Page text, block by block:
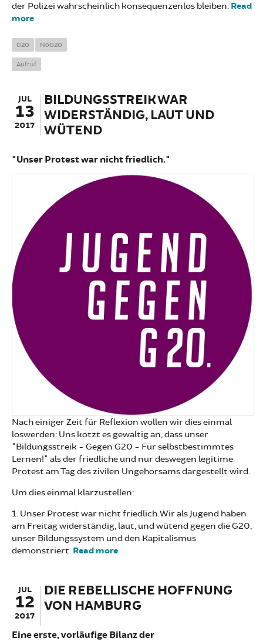
der Polizei wahrscheinlich konsequenzenlos bleiben. Read
more
G20 NoG20
Aufruf
JUL
13
2017
BILDUNGSSTREIK WAR
WIDERSTÄNDIG, LAUT UND
WÜTEND
"Unser Protest war nicht friedlich."
Nach einiger Zeit für Reflexion wollen wir dies einmal
loswerden: Uns kotzt es gewaltig an, dass unser
"Bildungsstreik - Gegen G20 - Für selbstbestimmtes
Lernen!" als der friedliche und nur deswegen legitime
Protest am Tag des zivilen Ungehorsams dargestellt wird.
Um dies einmal klarzustellen:
1. Unser Protest war nicht friedlich. Wir als Jugend haben
am Freitag widerständig, laut, und wütend gegen die G20,
unser Bildungssystem und den Kapitalismus
demonstriert. Read more
JUL
12
2017
DIE REBELLISCHE HOFFNUNG
VON HAMBURG
Eine erste, vorläufige Bilanz der